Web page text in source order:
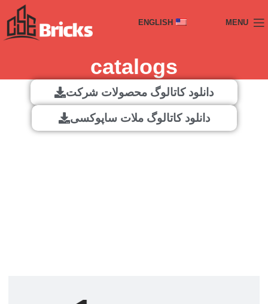
MENU
ENGLISH
catalogs
دانلود کاتالوگ محصولات شرکت
دانلود کاتالوگ ملات ساپوکسی